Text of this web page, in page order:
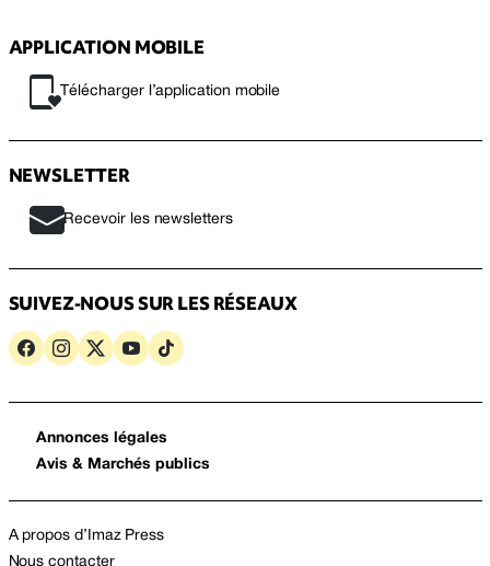
APPLICATION MOBILE
Télécharger l’application mobile
NEWSLETTER
Recevoir les newsletters
SUIVEZ-NOUS SUR LES RÉSEAUX
Annonces légales
Avis & Marchés publics
A propos d’Imaz Press
Nous contacter